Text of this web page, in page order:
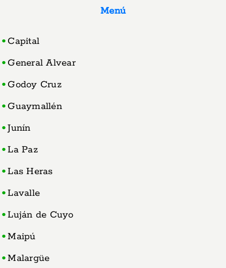
Menú
Capital
General Alvear
Godoy Cruz
Guaymallén
Junín
La Paz
Las Heras
Lavalle
Luján de Cuyo
Maipú
Malargüe